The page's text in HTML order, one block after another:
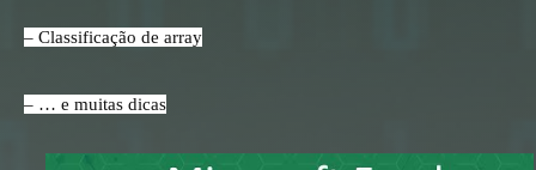
– Classificação de array
– … e muitas dicas